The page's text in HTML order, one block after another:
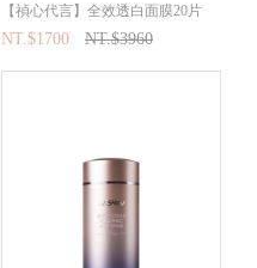
【禎心代言】全效透白面膜20片
NT.$1700 NT.$3960